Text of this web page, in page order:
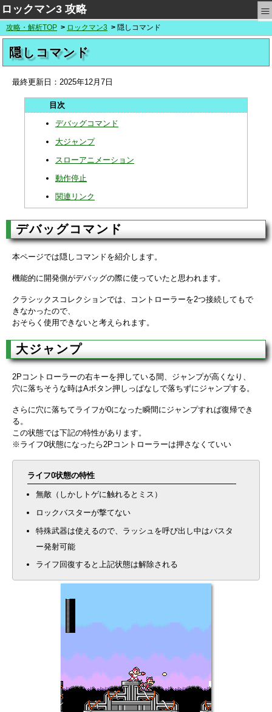
ロックマン3 攻略 ≡
攻略・解析TOP ロックマン3 隠しコマンド
隠しコマンド
最終更新日： 2025年12月7日
デバッグコマンド
大ジャンプ
スローアニメーション
動作停止
関連リンク
デバッグコマンド
本ページでは隠しコマンドを紹介します。
機能的に開発側がデバッグの際に使っていたと思われます。
クラシックスコレクションでは、コントローラーを2つ接続してもで
きなかったので、
おそらく使用できないと考えられます。
大ジャンプ
2Pコントローラーの右キーを押している間、ジャンプが高くなり、
穴に落ちそうな時はAボタン押しっぱなしで落ちずにジャンプする。
さらに穴に落ちてライフが0になった瞬間にジャンプすれば復帰でき
る。
この状態では下記の特性があります。
※ライフ0状態になったら2Pコントローラーは押さなくていい
ライフ0状態の特性
無敵（しかしトゲに触れるとミス）
ロックバスターが撃てない
特殊武器は使えるので、ラッシュを呼び出し中はバスタ
ー発射可能
ライフ回復すると上記状態は解除される